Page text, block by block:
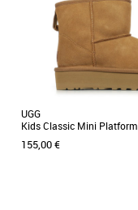
UGG
Kids Classic Mini Platform
155,00 €